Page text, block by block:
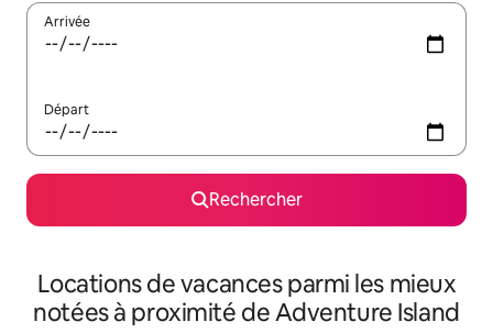
Arrivée
Départ
Rechercher
Locations de vacances parmi les mieux
notées à proximité de Adventure Island